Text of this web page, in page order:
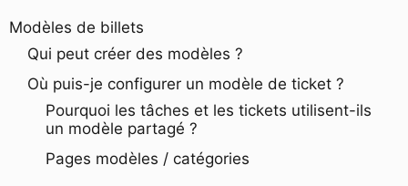
Modèles de billets
Qui peut créer des modèles ?
Où puis-je configurer un modèle de ticket ?
Pourquoi les tâches et les tickets utilisent-ils
un modèle partagé ?
Pages modèles / catégories